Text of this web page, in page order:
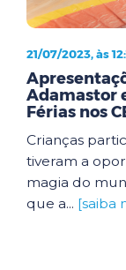
21/07/2023, às
Adamastor
Férias nos
Crianças
tiveram a
magia do
que a... [saiba